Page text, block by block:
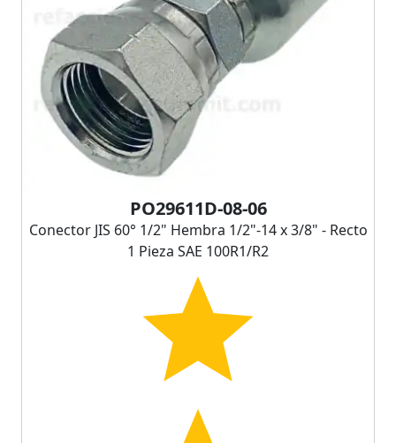
PO29611D-08-06
Conector JIS 60° 1/2" Hembra 1/2"-14 x 3/8" - Recto
1 Pieza SAE 100R1/R2